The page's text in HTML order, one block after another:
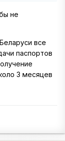
не
все
паспортов
3 месяцев